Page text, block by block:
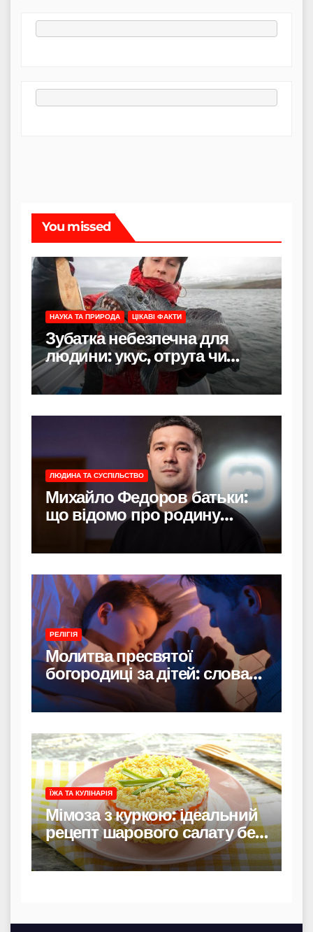
You missed
НАУКА ТА ПРИРОДА ЦІКАВІ ФАКТИ
Зубатка небезпечна для
людини: укус, отрута чи
лише зовнішність
ЛЮДИНА ТА СУСПІЛЬСТВО
Михайло Федоров батьки:
що відомо про родину
РЕЛІГІЯ
Молитва пресвятої
богородиці за дітей: слова
захисту і материнського
тепла
ЇЖА ТА КУЛІНАРІЯ
Мімоза з куркою: ідеальний
рецепт шарового салату без
риби